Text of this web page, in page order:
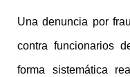
Una denuncia por
contra funcionarios
forma sistemática